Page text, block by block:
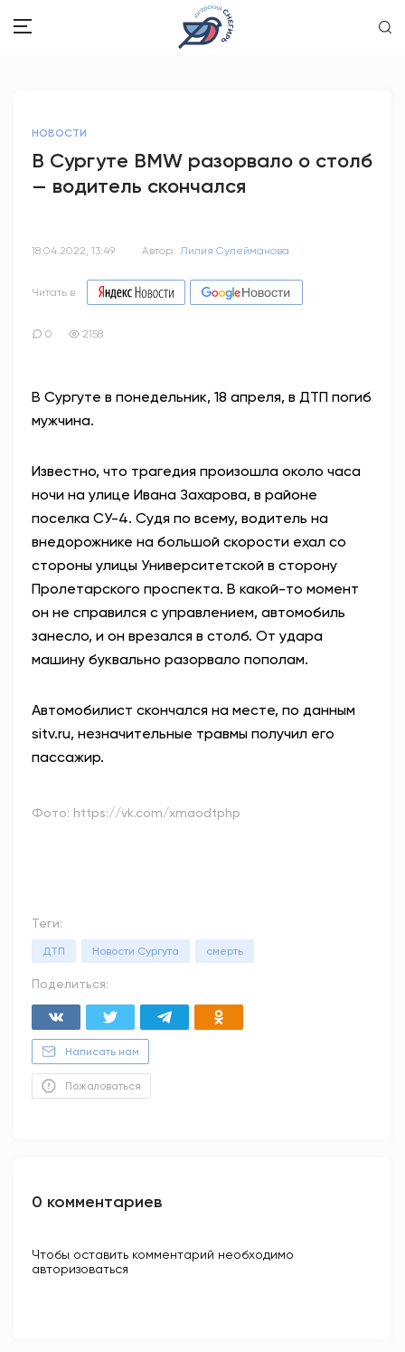
ОБРАЗОВАНИЕ
ЭТО У НАС СЕМЕЙНОЕ
НОВОСТИ
ОФИЦИАЛЬНО
Вход / Регистрация
НОВОСТИ
В Сургуте ВMW разорвало о столб
— водитель скончался
18.04.2022, 13:49 Автор: Лилия Сулейманова
Читать в
0 2158
В Сургуте в понедельник, 18 апреля, в ДТП погиб
мужчина.
Известно, что трагедия произошла около часа
ночи на улице Ивана Захарова, в районе
поселка СУ-4. Судя по всему, водитель на
внедорожнике на большой скорости ехал со
стороны улицы Университетской в сторону
Пролетарского проспекта. В какой-то момент
он не справился с управлением, автомобиль
занесло, и он врезался в столб. От удара
машину буквально разорвало пополам.
Автомобилист скончался на месте, по данным
sitv.ru, незначительные травмы получил его
пассажир.
Фото: https://vk.com/xmaodtphp
Теги:
ДТП Новости Сургута смерть
Поделиться:
Написать нам
Пожаловаться
0 комментариев
Чтобы оставить комментарий необходимо
авторизоваться